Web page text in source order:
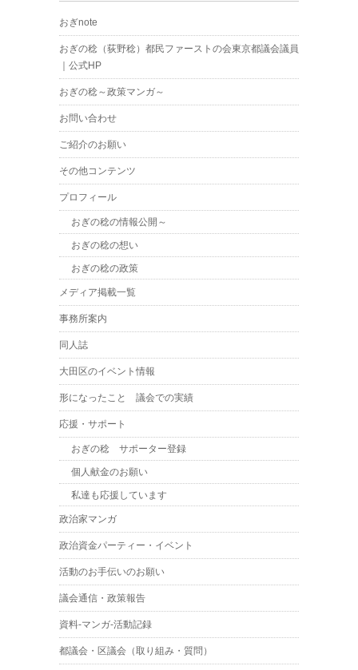
おぎnote
おぎの稔（荻野稔）都民ファーストの会東京都議会議員
｜公式HP
おぎの稔～政策マンガ～
お問い合わせ
ご紹介のお願い
その他コンテンツ
プロフィール
おぎの稔の情報公開～
おぎの稔の想い
おぎの稔の政策
メディア掲載一覧
事務所案内
同人誌
大田区のイベント情報
形になったこと 議会での実績
応援・サポート
おぎの稔 サポーター登録
個人献金のお願い
私達も応援しています
政治家マンガ
政治資金パーティー・イベント
活動のお手伝いのお願い
議会通信・政策報告
資料-マンガ-活動記録
都議会・区議会（取り組み・質問）